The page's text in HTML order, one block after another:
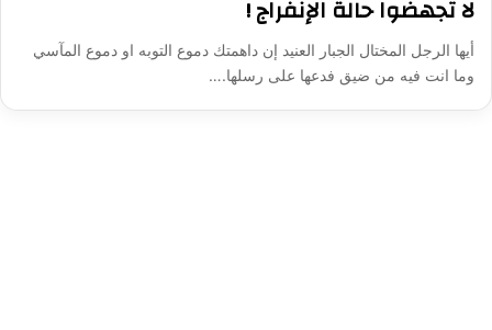
لا تجهضوا حالة الإنفراج !
أيها الرجل المختال الجبار العنيد إن داهمتك دموع التوبه او دموع المآسي
وما انت فيه من ضيق فدعها على رسلها.…